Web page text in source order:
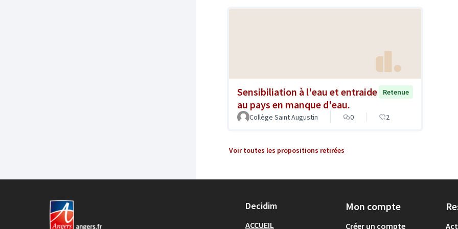
Sensibiliation à l'eau et entraide
au pays en manque d'eau.
Retenue
Collège Saint Augustin 0 2
Voir toutes les propositions retirées
Decidim
ACCUEIL
Mon compte
Créer un compte